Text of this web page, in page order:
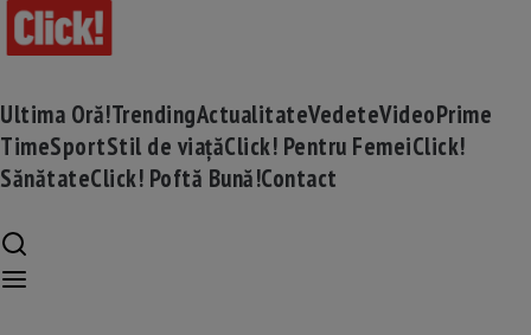
Ultima Oră!TrendingActualitateVedeteVideoPrime
TimeSportStil de viațăClick! Pentru FemeiClick!
SănătateClick! Poftă Bună!Contact